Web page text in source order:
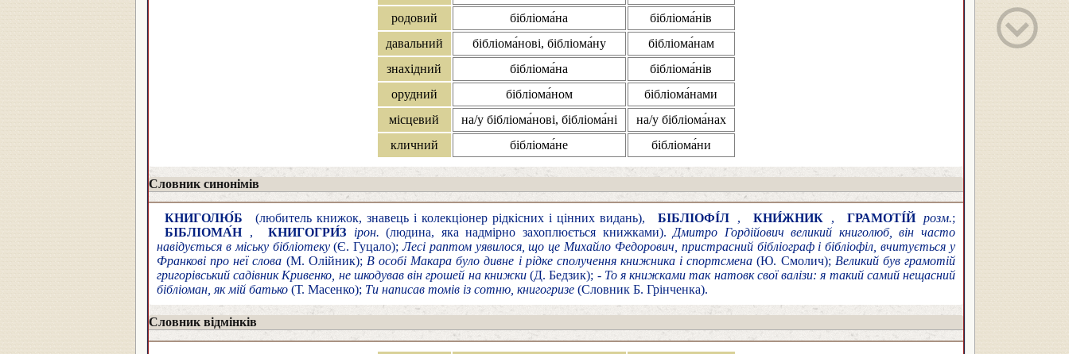
родовий
бібліома́на
бібліома́нів
давальний
бібліома́нові, бібліома́ну
бібліома́нам
знахідний
бібліома́на
бібліома́нів
орудний
бібліома́ном
бібліома́нами
місцевий
на/у бібліома́нові, бібліома́ні
на/у бібліома́нах
кличний
бібліома́не бібліома́ни
Словник синонімів
КНИГОЛЮ́Б (любитель книжок, знавець і колекціонер рідкісних і цінних видань), БІБЛІОФІ́Л , КНИ́ЖНИК , ГРАМОТІ́Й розм.;
БІБЛІОМА́Н
, КНИГОГРИ́З ірон. (людина, яка надмірно захоплюється книжками). Дмитро Гордійович великий книголюб, він часто
навідується в міську бібліотеку(Є. Гуцало);Лесі раптом уявилося, що це Михайло Федорович, пристрасний бібліограф і бібліофіл, вчитується у
Франкові про неї слова (М. Олійник); В особі Макара було дивне і рідке сполучення книжника і спортсмена (Ю. Смолич); Великий був грамотій
григорівський садівник Кривенко, не шкодував він грошей на книжки(Д. Бедзик); - То я книжками так натовк свої валізи: я такий самий нещасний
бібліоман, як мій батько (Т. Масенко); Ти написав томів із сотню, книгогризе (Словник Б. Грінченка).
Словник відмінків